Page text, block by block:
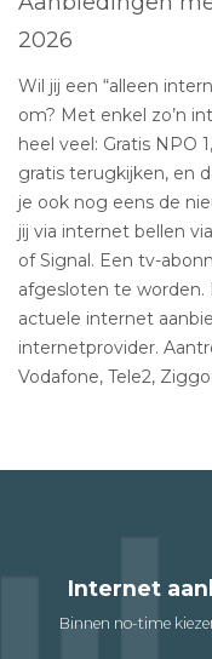
2026
Wil jij een “alleen
om? Met enkel zo’n
heel veel: Gratis NPO
gratis terugkijken, en
je ook nog eens de
jij via internet bellen
of Signal. Een tv-
afgesloten te worden.
actuele internet
internetprovider.
Vodafone, Tele2,
Internet
Binnen no-time